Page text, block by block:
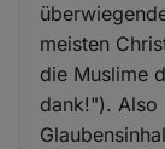
meisten
die Muslime
dank!"). Also